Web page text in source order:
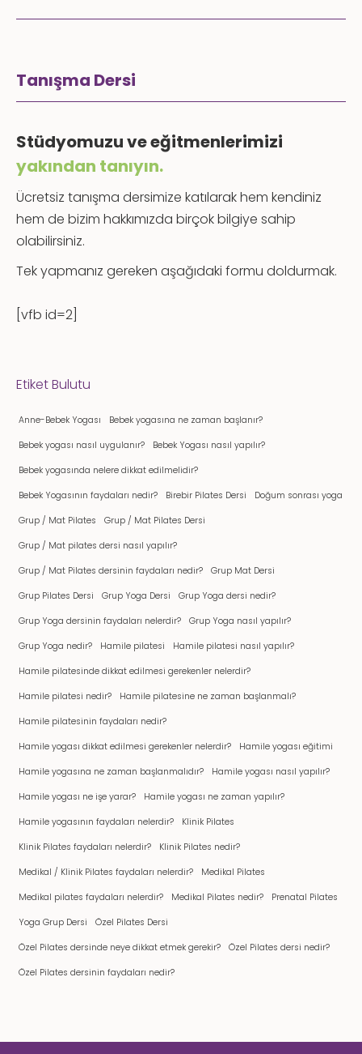
yazı:
Tanışma Dersi
Stüdyomuzu ve eğitmenlerimizi
yakından tanıyın.
Ücretsiz tanışma dersimize katılarak hem kendiniz
hem de bizim hakkımızda birçok bilgiye sahip
olabilirsiniz.
Tek yapmanız gereken aşağıdaki formu doldurmak.
[vfb id=2]
Etiket Bulutu
Anne-Bebek Yogası Bebek yogasına ne zaman başlanır?
Bebek yogası nasıl uygulanır? Bebek Yogası nasıl yapılır?
Bebek yogasında nelere dikkat edilmelidir?
Bebek Yogasının faydaları nedir? Birebir Pilates Dersi Doğum sonrası yoga
Grup / Mat Pilates Grup / Mat Pilates Dersi
Grup / Mat pilates dersi nasıl yapılır?
Grup / Mat Pilates dersinin faydaları nedir? Grup Mat Dersi
Grup Pilates Dersi Grup Yoga Dersi Grup Yoga dersi nedir?
Grup Yoga dersinin faydaları nelerdir? Grup Yoga nasıl yapılır?
Grup Yoga nedir? Hamile pilatesi Hamile pilatesi nasıl yapılır?
Hamile pilatesinde dikkat edilmesi gerekenler nelerdir?
Hamile pilatesi nedir? Hamile pilatesine ne zaman başlanmalı?
Hamile pilatesinin faydaları nedir?
Hamile yogası dikkat edilmesi gerekenler nelerdir? Hamile yogası eğitimi
Hamile yogasına ne zaman başlanmalıdır? Hamile yogası nasıl yapılır?
Hamile yogası ne işe yarar? Hamile yogası ne zaman yapılır?
Hamile yogasının faydaları nelerdir? Klinik Pilates
Klinik Pilates faydaları nelerdir? Klinik Pilates nedir?
Medikal / Klinik Pilates faydaları nelerdir? Medikal Pilates
Medikal pilates faydaları nelerdir? Medikal Pilates nedir? Prenatal Pilates
Yoga Grup Dersi Özel Pilates Dersi
Özel Pilates dersinde neye dikkat etmek gerekir? Özel Pilates dersi nedir?
Özel Pilates dersinin faydaları nedir?